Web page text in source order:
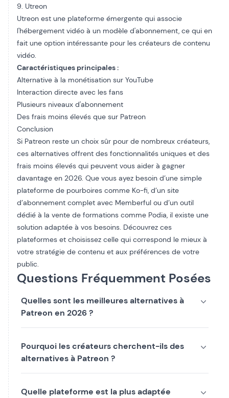
9. Utreon
Utreon est une plateforme émergente qui associe
l'hébergement vidéo à un modèle d'abonnement, ce qui en
fait une option intéressante pour les créateurs de contenu
vidéo.
Caractéristiques principales :
Alternative à la monétisation sur YouTube
Interaction directe avec les fans
Plusieurs niveaux d'abonnement
Des frais moins élevés que sur Patreon
Conclusion
Si Patreon reste un choix sûr pour de nombreux créateurs,
ces alternatives offrent des fonctionnalités uniques et des
frais moins élevés qui peuvent vous aider à gagner
davantage en 2026. Que vous ayez besoin d’une simple
plateforme de pourboires comme Ko-fi, d’un site
d’abonnement complet avec Memberful ou d’un outil
dédié à la vente de formations comme Podia, il existe une
solution adaptée à vos besoins. Découvrez ces
plateformes et choisissez celle qui correspond le mieux à
votre stratégie de contenu et aux préférences de votre
public.
Questions Fréquemment Posées
Quelles sont les meilleures alternatives à
Patreon en 2026 ?
Pourquoi les créateurs cherchent-ils des
alternatives à Patreon ?
Quelle plateforme est la plus adaptée